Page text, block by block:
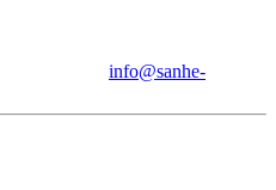
info@sanhe-